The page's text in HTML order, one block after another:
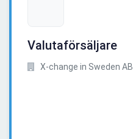
Valutaförsäljare
X-change in Sweden AB